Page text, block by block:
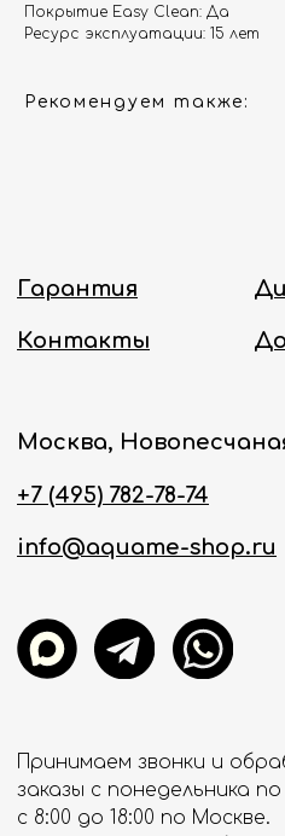
Покрытие Easy Clean: Да
Ресурс эксплуатации: 15 лет
Рекомендуем также:
info@aquame-shop.ru
Политика конфиденциальности